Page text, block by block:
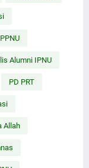
Alumni IPNU
PD PRT
Allah